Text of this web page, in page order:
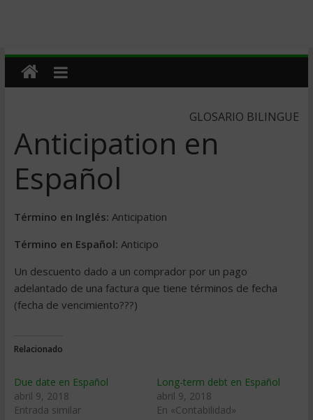
GLOSARIO BILINGUE
Anticipation en
Español
Término en Inglés: Anticipation
Término en Español: Anticipo
Un descuento dado a un comprador por un pago
adelantado de una factura que tiene términos de fecha
(fecha de vencimiento???)
Relacionado
Due date en Español
abril 9, 2018
Entrada similar
Long-term debt en Español
abril 9, 2018
En «Contabilidad»